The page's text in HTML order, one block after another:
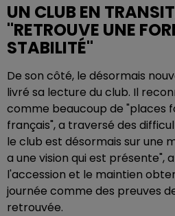
UN CLUB EN
"RETROUVE UNE
STABILITÉ"
De son côté, le désormais
livré sa lecture du club. Il
comme beaucoup de "places
français", a traversé des
le club est désormais sur une
a une vision qui est présente",
l'accession et le maintien
journée comme des preuves
retrouvée.